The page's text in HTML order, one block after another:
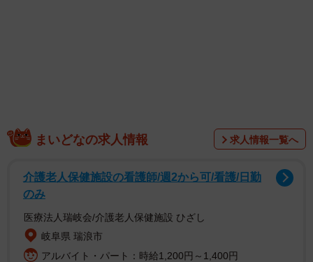
1/4
まいどなの求人情報 求人情報一覧へ
介護老人保健施設の看護師/週2から可/看護/日勤
のみ
医療法人瑞岐会/介護老人保健施設 ひざし
岐阜県 瑞浪市
アルバイト・パート：時給1,200円～1,400円